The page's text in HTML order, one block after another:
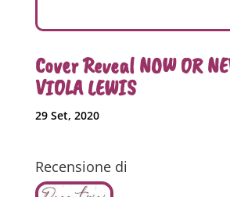
Cover Reveal NOW OR
VIOLA LEWIS
29 Set, 2020
Recensione di